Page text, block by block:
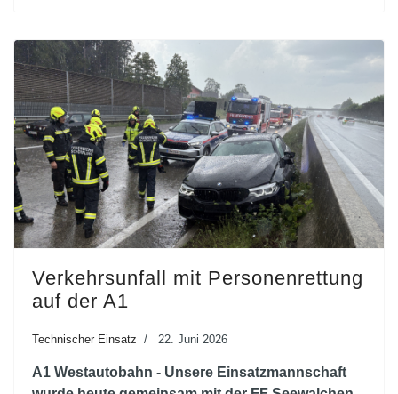
Verkehrsunfall mit Personenrettung
auf der A1
Technischer Einsatz 22. Juni 2026
A1 Westautobahn - Unsere Einsatzmannschaft